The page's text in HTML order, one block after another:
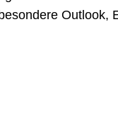
Outlook,